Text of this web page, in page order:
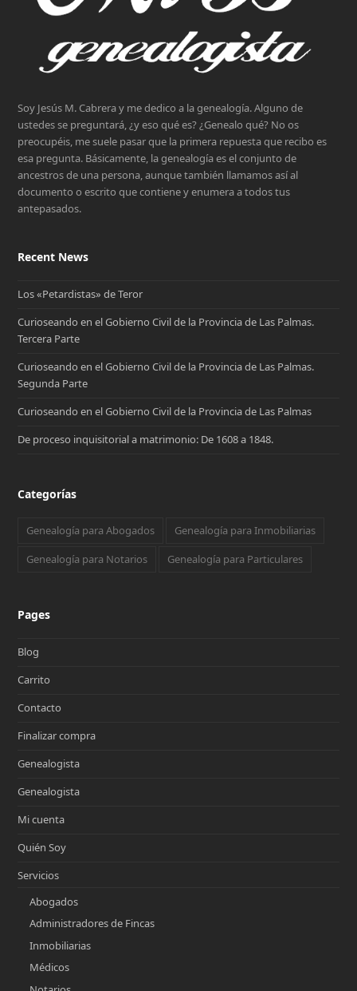
Soy Jesús M. Cabrera y me dedico a la genealogía. Alguno de
ustedes se preguntará, ¿y eso qué es? ¿Genealo qué? No os
preocupéis, me suele pasar que la primera repuesta que recibo es
esa pregunta. Básicamente, la genealogía es el conjunto de
ancestros de una persona, aunque también llamamos así al
documento o escrito que contiene y enumera a todos tus
antepasados.
Recent News
Los «Petardistas» de Teror
Curioseando en el Gobierno Civil de la Provincia de Las Palmas.
Tercera Parte
Curioseando en el Gobierno Civil de la Provincia de Las Palmas.
Segunda Parte
Curioseando en el Gobierno Civil de la Provincia de Las Palmas
De proceso inquisitorial a matrimonio: De 1608 a 1848.
Categorías
Genealogía para Abogados
Genealogía para Inmobiliarias
Genealogía para Notarios
Genealogía para Particulares
Pages
Blog
Carrito
Contacto
Finalizar compra
Genealogista
Genealogista
Mi cuenta
Quién Soy
Servicios
Abogados
Administradores de Fincas
Inmobiliarias
Médicos